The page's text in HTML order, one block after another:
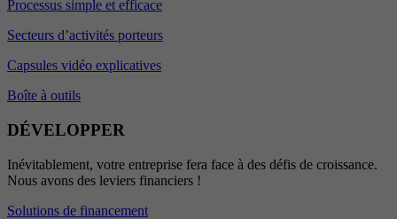
Processus simple et efficace
Secteurs d’activités porteurs
Capsules vidéo explicatives
Boîte à outils
DÉVELOPPER
Inévitablement, votre entreprise fera face à des défis de croissance.
Nous avons des leviers financiers !
Solutions de financement